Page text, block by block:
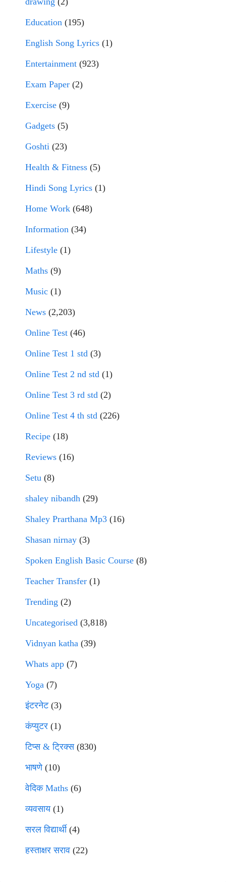
Education (195)
English Song Lyrics (1)
Entertainment (923)
Exam Paper (2)
Exercise (9)
Gadgets (5)
Goshti (23)
Health & Fitness (5)
Hindi Song Lyrics (1)
Home Work (648)
Information (34)
Lifestyle (1)
Maths (9)
Music (1)
News (2,203)
Online Test (46)
Online Test 1 std (3)
Online Test 2 nd std (1)
Online Test 3 rd std (2)
Online Test 4 th std (226)
Recipe (18)
Reviews (16)
Setu (8)
shaley nibandh (29)
Shaley Prarthana Mp3 (16)
Shasan nirnay (3)
Spoken English Basic Course (8)
Teacher Transfer (1)
Trending (2)
Uncategorised (3,818)
Vidnyan katha (39)
Whats app (7)
Yoga (7)
इंटरनेट(3)
कंप्युटर (1)
टिप्स & ट्रिक्स(830)
भाषणे(10)
वेदिक Maths (6)
व्यवसाय(1)
सरल विद्यार्थी(4)
हस्ताक्षर सराव (22)